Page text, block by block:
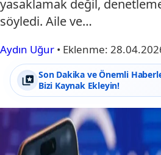
yasaklamak değil,
söyledi. Aile ve…
Aydın Uğur • Eklenme:
Son Dakika ve Önemli
Bizi Kaynak Ekleyin!